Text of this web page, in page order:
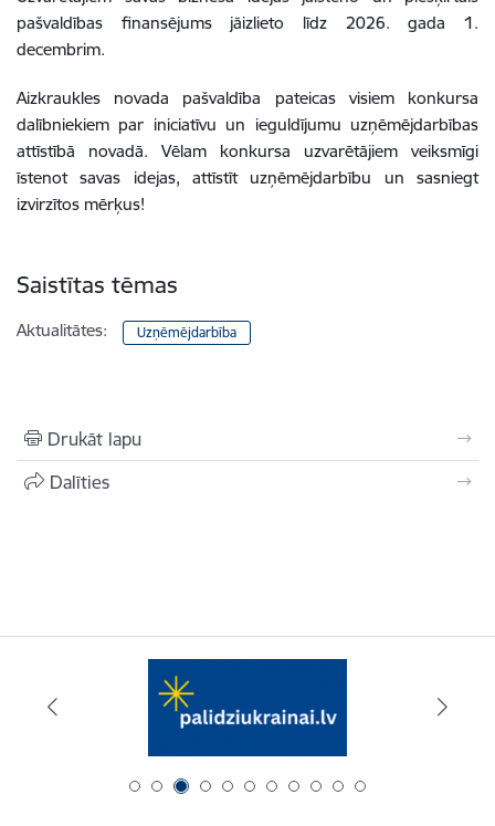
pašvaldības finansējums jāizlieto līdz 2026. gada 1.
decembrim.
Aizkraukles novada pašvaldība pateicas visiem konkursa
dalībniekiem par iniciatīvu un ieguldījumu uzņēmējdarbības
attīstībā novadā. Vēlam konkursa uzvarētājiem veiksmīgi
īstenot savas idejas, attīstīt uzņēmējdarbību un sasniegt
izvirzītos mērķus!
Saistītas tēmas
Aktualitātes: Uzņēmējdarbība
Drukāt lapu
Dalīties